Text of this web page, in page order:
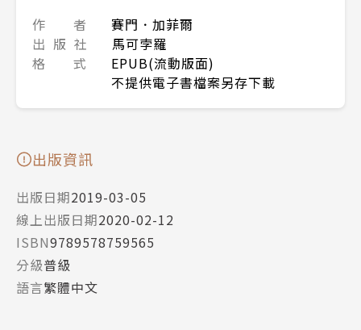
作 者
賽門．加菲爾
出 版 社
馬可孛羅
格 式
EPUB(流動版面)
不提供電子書檔案另存下載
出版資訊
出版日期2019-03-05
線上出版日期2020-02-12
ISBN9789578759565
分級普級
語言繁體中文